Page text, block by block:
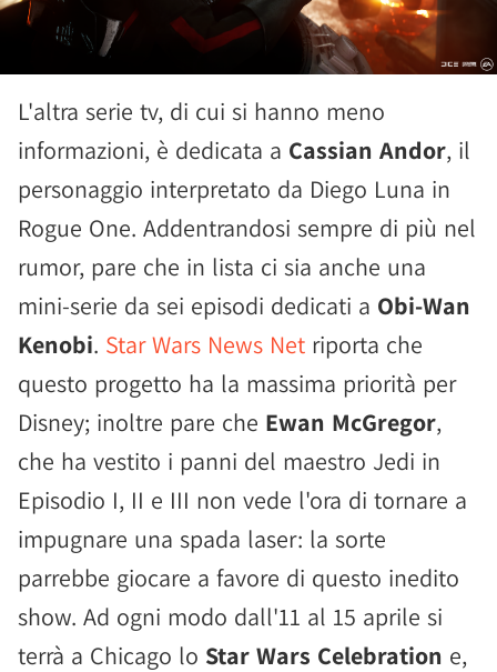
L'altra serie tv, di cui si hanno meno
informazioni, è dedicata a Cassian Andor, il
personaggio interpretato da Diego Luna in
Rogue One. Addentrandosi sempre di più nel
rumor, pare che in lista ci sia anche una
mini-serie da sei episodi dedicati a Obi-Wan
Kenobi. Star Wars News Net riporta che
questo progetto ha la massima priorità per
Disney; inoltre pare che Ewan McGregor,
che ha vestito i panni del maestro Jedi in
Episodio I, II e III non vede l'ora di tornare a
impugnare una spada laser: la sorte
parrebbe giocare a favore di questo inedito
show. Ad ogni modo dall'11 al 15 aprile si
terrà a Chicago lo Star Wars Celebration e,